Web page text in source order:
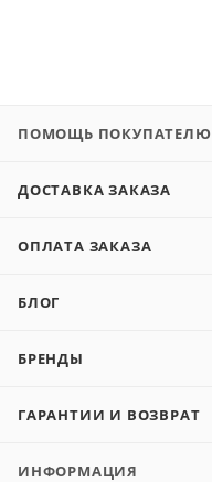
ПОМОЩЬ ПОКУПАТЕЛЮ
ДОСТАВКА ЗАКАЗА
ОПЛАТА ЗАКАЗА
БЛОГ
БРЕНДЫ
ГАРАНТИИ И ВОЗВРАТ
ИНФОРМАЦИЯ